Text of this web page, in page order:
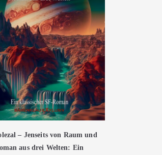
– Jenseits von Raum und
aus drei Welten: Ein